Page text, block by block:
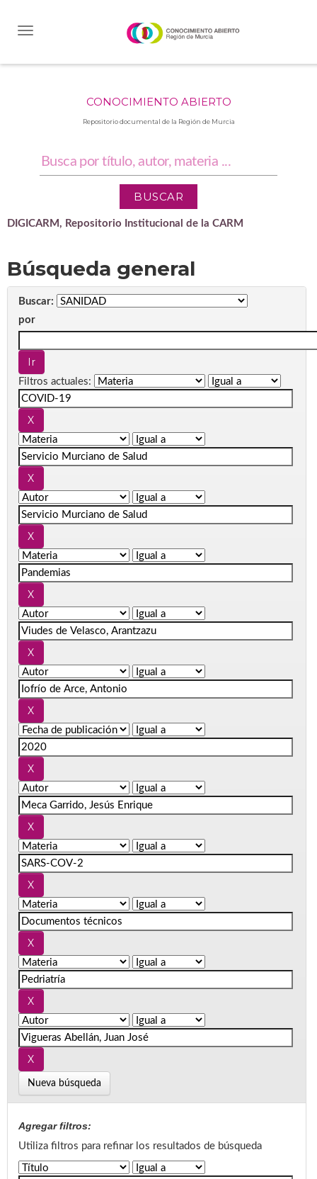
CONOCIMIENTO ABIERTO
Repositorio documental de la Región de Murcia
DIGICARM, Repositorio Institucional de la CARM
Búsqueda general
Buscar:
por
Filtros actuales:
Nueva búsqueda
Agregar filtros:
Utiliza filtros para refinar los resultados de búsqueda